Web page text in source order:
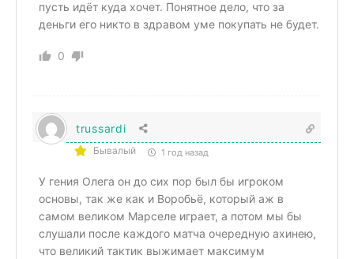
пусть идёт куда хочет. Понятное дело, что за
деньги его никто в здравом уме покупать не будет.
0
trussardi
Бывалый 1 год назад
У гения Олега он до сих пор был бы игроком
основы, так же как и Воробьё, который аж в
самом великом Марселе играет, а потом мы бы
слушали после каждого матча очередную ахинею,
что великий тактик выжимает максимум